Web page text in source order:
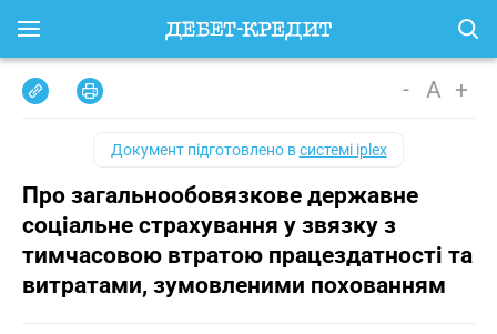
- A +
Документ підготовлено всистемі iplex
Про загальнообовязкове державне
соціальне страхування у звязку з
тимчасовою втратою працездатності та
витратами, зумовленими похованням